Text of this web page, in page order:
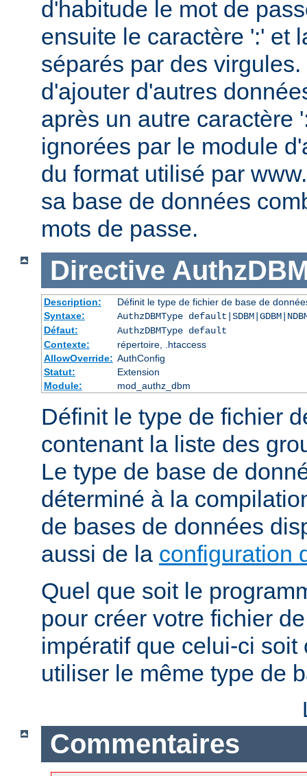
d'habitude le mot de
ensuite le caractère ':' et
séparés par des
d'ajouter d'autres
après un autre caractère
ignorées par le module
du format utilisé par
sa base de données
mots de passe.
Directive
Description:
Définit le type de fichier de base de
Syntaxe:
AuthzDBMType
Défaut:
AuthzDBMType default
Contexte:
répertoire, .htaccess
AllowOverride: AuthConfig
Statut:
Extension
Module:
mod_authz_dbm
Définit le type de fichier
contenant la liste des
Le type de base de
déterminé à la
de bases de données
aussi de la configuration
Quel que soit le
pour créer votre fichier
impératif que celui-ci soit
utiliser le même type de
Commentaires